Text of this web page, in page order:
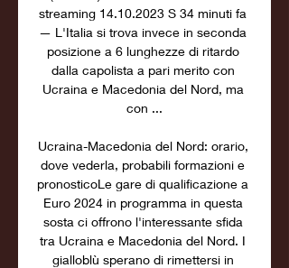
streaming 14.10.2023 S 34 minuti fa
— L'Italia si trova invece in seconda
posizione a 6 lunghezze di ritardo
dalla capolista a pari merito con
Ucraina e Macedonia del Nord, ma
con ...
Ucraina-Macedonia del Nord: orario,
dove vederla, probabili formazioni e
pronosticoLe gare di qualificazione a
Euro 2024 in programma in questa
sosta ci offrono l'interessante sfida
tra Ucraina e Macedonia del Nord. I
gialloblù sperano di rimettersi in